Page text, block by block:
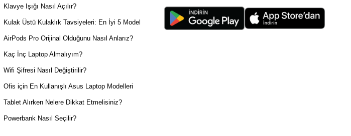
Klavye Işığı Nasıl Açılır?
Kulak Üstü Kulaklık Tavsiyeleri: En İyi 5 Model
AirPods Pro Orijinal Olduğunu Nasıl Anlarız?
Kaç İnç Laptop Almalıyım?
Wifi Şifresi Nasıl Değiştirilir?
Ofis için En Kullanışlı Asus Laptop Modelleri
Tablet Alırken Nelere Dikkat Etmelisiniz?
Powerbank Nasıl Seçilir?